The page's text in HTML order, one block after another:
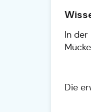
In
Die